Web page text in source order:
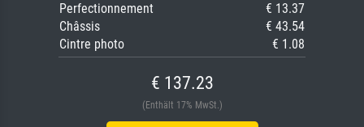
Perfectionnement
€ 13.37
Châssis
€ 43.54
Cintre photo
€ 1.08
€ 137.23
(Enthält 17% MwSt.)